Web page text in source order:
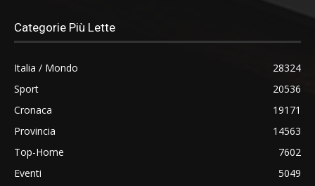
Categorie Più Lette
Italia / Mondo
28324
Sport
20536
Cronaca
19171
Provincia
14563
Top-Home
7602
Eventi
5049